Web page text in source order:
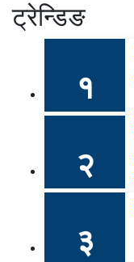
ट्रेन्डिङ
१
२
३